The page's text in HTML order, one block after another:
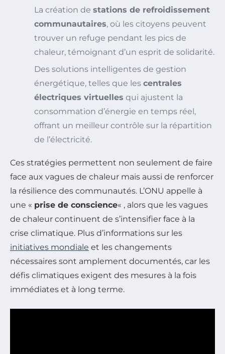
La création de stations de refroidissement
communautaires, où les citoyens peuvent
trouver un refuge pendant les pics de
chaleur, témoignant d’un esprit de solidarité.
Des solutions intelligentes de gestion
énergétique, telles que les centrales
électriques virtuelles qui ajustent la
consommation d’énergie en temps réel,
offrant un meilleur contrôle sur la répartition
de l’électricité.
Ces stratégies permettent non seulement de faire
face aux vagues de chaleur mais aussi de renforcer
la résilience des communautés. L’ONU appelle à
une « prise de conscience« , alors que les vagues
de chaleur continuent de s’intensifier face à la
crise climatique. Plus d’informations sur les
initiatives mondiale et les changements
nécessaires sont amplement documentés, car les
défis climatiques exigent des mesures à la fois
immédiates et à long terme.